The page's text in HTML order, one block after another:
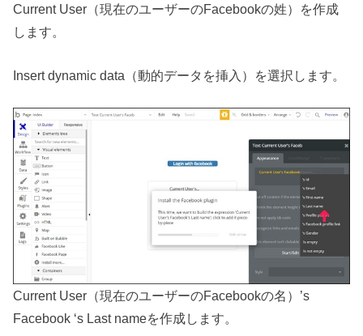
Current User（現在のユーザーのFacebookの姓）を作成
します。
Insert dynamic data（動的データを挿入）を選択します。
Current User（現在のユーザーのFacebookの名）’s
Facebook ‘s Last nameを作成します。